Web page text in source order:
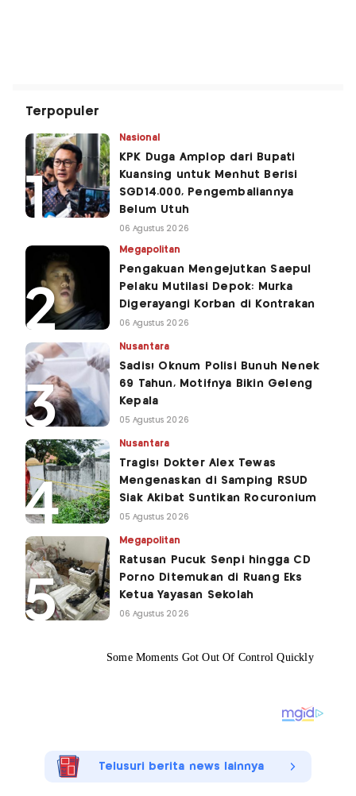
Terpopuler
Nasional
KPK Duga Amplop dari Bupati
Kuansing untuk Menhut Berisi
SGD14.000, Pengembaliannya
Belum Utuh
06 Agustus 2026
Megapolitan
Pengakuan Mengejutkan Saepul
Pelaku Mutilasi Depok: Murka
Digerayangi Korban di Kontrakan
06 Agustus 2026
Nusantara
Sadis! Oknum Polisi Bunuh Nenek
69 Tahun, Motifnya Bikin Geleng
Kepala
05 Agustus 2026
Nusantara
Tragis! Dokter Alex Tewas
Mengenaskan di Samping RSUD
Siak Akibat Suntikan Rocuronium
05 Agustus 2026
Megapolitan
Ratusan Pucuk Senpi hingga CD
Porno Ditemukan di Ruang Eks
Ketua Yayasan Sekolah
06 Agustus 2026
Telusuri berita news lainnya